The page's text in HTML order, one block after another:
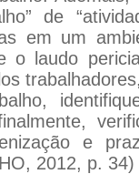
de
em um
o laudo
e
2012, p. 34)